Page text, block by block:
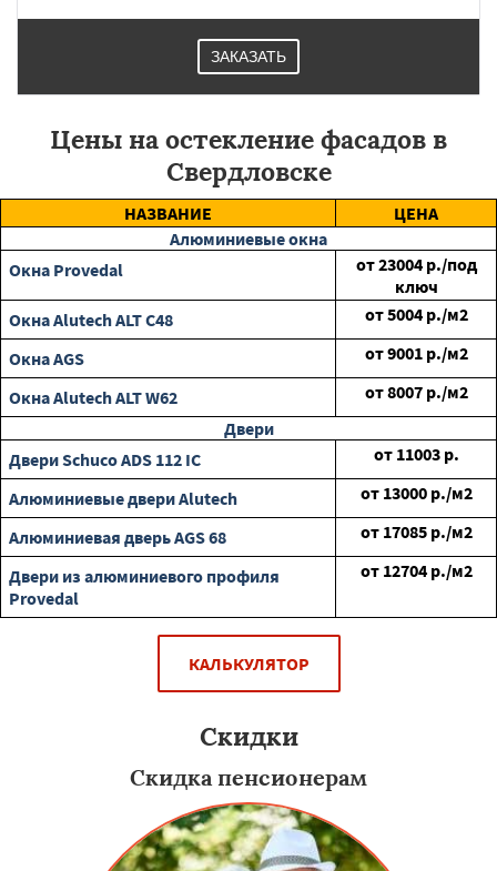
ЗАКАЗАТЬ
Цены на остекление фасадов в
Свердловске
НАЗВАНИЕ
ЦЕНА
Алюминиевые окна
Окна Provedal
от23004 р./под
ключ
Окна Alutech ALT C48
от5004 р./м2
Окна AGS
от9001 р./м2
Окна Alutech ALT W62
от8007 р./м2
Двери
Двери Schuco ADS 112 IC
от 11003 р.
Алюминиевые двери Alutech
от 13000 р./м2
Алюминиевая дверь AGS 68
от 17085 р./м2
Двери из алюминиевого профиля
Provedal
от 12704 р./м2
КАЛЬКУЛЯТОР
Скидки
Скидка пенсионерам